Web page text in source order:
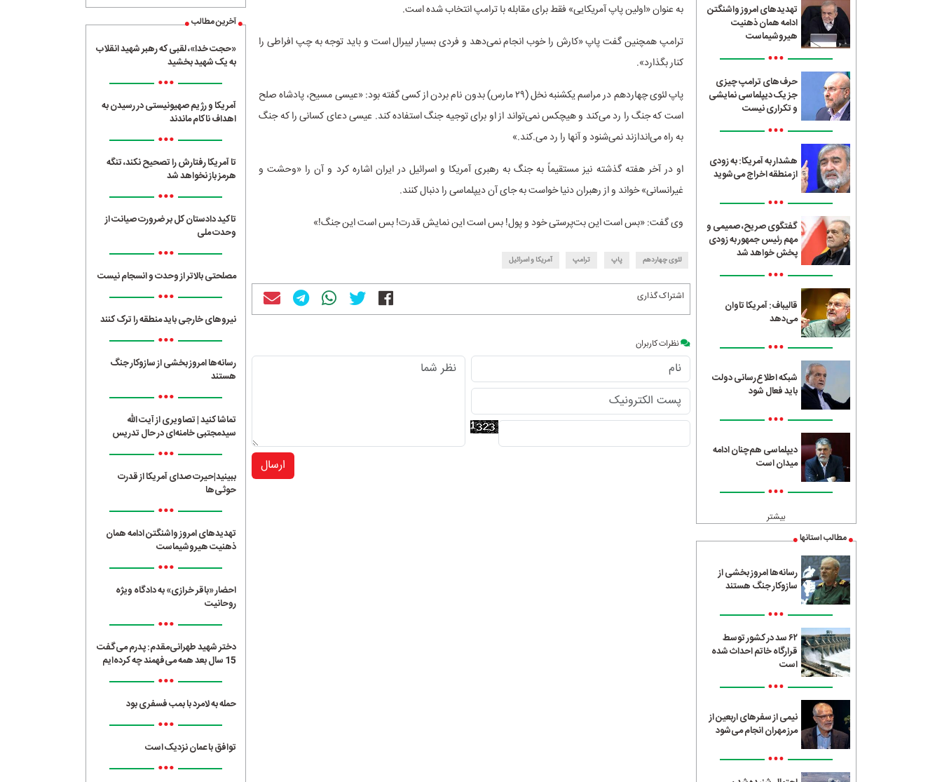
تهدیدهای امروز واشنگتن
ادامه همان ذهنیت
هیروشیماست
•••
حرف‌های ترامپ چیزی
جز یک دیپلماسی نمایشی
و تکراری نیست
•••
هشدار به آمریکا: به زودی
از منطقه اخراج می‌شوید
•••
گفتگوی صریح، صمیمی و
مهم رئیس جمهور به زودی
پخش خواهد شد
•••
قالیباف: آمریکا تاوان
می‌دهد
•••
شبکه اطلاع‌رسانی دولت
باید فعال شود
•••
دیپلماسی هم‌چنان ادامه
میدان است
•••
بیشتر
مطالب استانها
رسانه‌ها امروز بخشی از
سازوکار جنگ هستند
•••
۶۲ سد در کشور توسط
قرارگاه خاتم احداث شده
است
•••
نیمی از سفرهای اربعین از
مرز مهران انجام می‌شود
•••
به عنوان «اولین پاپ آمریکایی» فقط برای مقابله با ترامپ انتخاب شده است.
ترامپ همچنین گفت پاپ «کارش را خوب انجام نمی‌دهد و فردی بسیار لیبرال است و باید توجه به چپ افراطی را
کنار بگذارد».
پاپ لئوی چهاردهم در مراسم یکشنبه نخل (۲۹ مارس) بدون نام بردن از کسی گفته بود: «عیسی مسیح، پادشاه صلح
است که جنگ را رد می‌کند و هیچکس نمی‌تواند از او برای توجیه جنگ استفاده کند. عیسی دعای کسانی را که جنگ
به راه می‌اندازند نمی‌شنود و آنها را رد می.کند.»
او در آخر هفته گذشته نیز مستقیماً به جنگ به رهبری آمریکا و اسرائیل در ایران اشاره کرد و آن را «وحشت و
غیرانسانی» خواند و از رهبران دنیا خواست به جای آن دیپلماسی را دنبال کنند.
وی گفت: «بس است این بت‌پرستی خود و پول! بس است این نمایش قدرت! بس است این جنگ!»
لئوی چهاردهم پاپ ترامپ آمریکا و اسرائیل
اشتراک گذاری
نظرات کاربران
ارسال
آخرین مطالب
«حجت خدا»، لقبی که رهبر شهید انقلاب
به یک شهید بخشید
•••
آمریکا و رژیم صهیونیستی در رسیدن به
اهداف ناکام ماندند
•••
تا آمریکا رفتارش را تصحیح نکند، تنگه
هرمز باز نخواهد شد
•••
تاکید دادستان کل بر ضرورت صیانت از
وحدت ملی
•••
مصلحتی بالاتر از وحدت و انسجام نیست
•••
نیروهای خارجی باید منطقه را ترک کنند
•••
رسانه‌ها امروز بخشی از سازوکار جنگ
هستند
•••
تماشا کنید | تصاویری از آیت الله
سیدمجتبی خامنه‌ای در حال تدریس
•••
ببینید|حیرت صدای آمریکا از قدرت
حوثی‌ها
•••
تهدیدهای امروز واشنگتن ادامه همان
ذهنیت هیروشیماست
•••
احضار «باقر خرازی» به دادگاه ویژه
روحانیت
•••
دختر شهید طهرانی‌مقدم: پدرم می‌گفت
15 سال بعد همه می‌فهمند چه کرده‌ایم
•••
حمله به لامرد با بمب فسفری بود
•••
توافق با عمان نزدیک است
•••